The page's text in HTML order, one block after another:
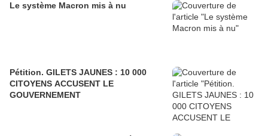
Le système Macron mis à nu
Pétition. GILETS JAUNES : 10 000
CITOYENS ACCUSENT LE
GOUVERNEMENT